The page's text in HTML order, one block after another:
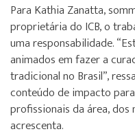
Para Kathia Zanatta,
proprietária do ICB, o
uma responsabilidade.
animados em fazer a
tradicional no Brasil”,
conteúdo de impacto
profissionais da área, dos
acrescenta.